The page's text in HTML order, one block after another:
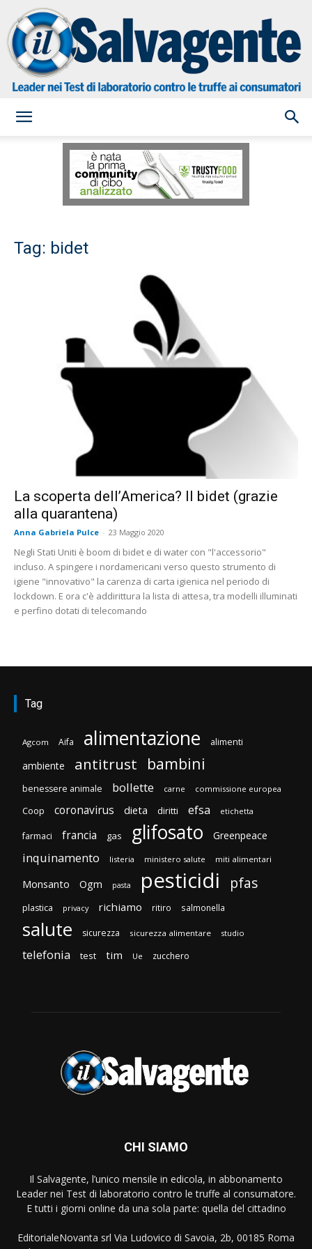
Salvagente
Tag: bidet
La scoperta dell’America? Il bidet (grazie
alla quarantena)
Anna Gabriela Pulce - 23 Maggio 2020
Negli Stati Uniti è boom di bidet e di water con "l'accessorio"
incluso. A spingere i nordamericani verso questo strumento di
igiene "innovativo" la carenza di carta igienica nel periodo di
lockdown. E ora c'è addirittura la lista di attesa, tra modelli illuminati
e perfino dotati di telecomando
Tag
Agcom Aifa alimentazione alimenti
ambiente antitrust bambini
benessere animale bollette carne commissione europea
Coop coronavirus dieta diritti efsa etichetta
farmaci francia gas glifosato Greenpeace
inquinamento listeria ministero salute miti alimentari
Monsanto Ogm pasta pesticidi pfas
plastica privacy richiamo ritiro salmonella
salute sicurezza sicurezza alimentare studio
telefonia test tim Ue zucchero
CHI SIAMO
Il Salvagente, l’unico mensile in edicola, in abbonamento
Leader nei Test di laboratorio contro le truffe al consumatore.
E tutti i giorni online da una sola parte: quella del cittadino
EditorialeNovanta srl Via Ludovico di Savoia, 2b, 00185 Roma